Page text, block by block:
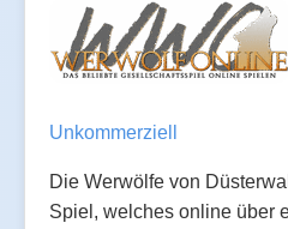
Unkommerziell
Die Werwölfe von
Spiel, welches online über